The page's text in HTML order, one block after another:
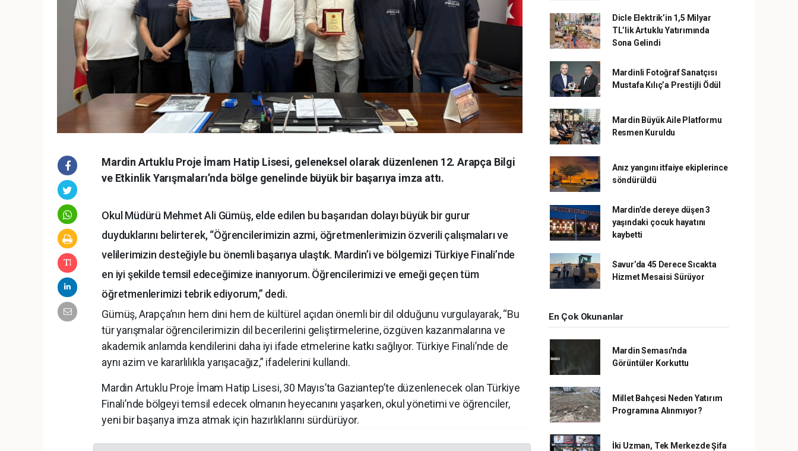
Mardin Artuklu Proje İmam Hatip Lisesi, geleneksel olarak düzenlenen 12. Arapça Bilgi
ve Etkinlik Yarışmaları’nda bölge genelinde büyük bir başarıya imza attı.
Okul Müdürü Mehmet Ali Gümüş, elde edilen bu başarıdan dolayı büyük bir gurur
duyduklarını belirterek, “Öğrencilerimizin azmi, öğretmenlerimizin özverili çalışmaları ve
velilerimizin desteğiyle bu önemli başarıya ulaştık. Mardin’i ve bölgemizi Türkiye Finali’nde
en iyi şekilde temsil edeceğimize inanıyorum. Öğrencilerimizi ve emeği geçen tüm
öğretmenlerimizi tebrik ediyorum,” dedi.
Gümüş, Arapça’nın hem dini hem de kültürel açıdan önemli bir dil olduğunu vurgulayarak, “Bu
tür yarışmalar öğrencilerimizin dil becerilerini geliştirmelerine, özgüven kazanmalarına ve
akademik anlamda kendilerini daha iyi ifade etmelerine katkı sağlıyor. Türkiye Finali’nde de
aynı azim ve kararlılıkla yarışacağız,” ifadelerini kullandı.
Mardin Artuklu Proje İmam Hatip Lisesi, 30 Mayıs’ta Gaziantep’te düzenlenecek olan Türkiye
Finali’nde bölgeyi temsil edecek olmanın heyecanını yaşarken, okul yönetimi ve öğrenciler,
yeni bir başarıya imza atmak için hazırlıklarını sürdürüyor.
Dicle Elektrik’in 1,5 Milyar
TL’lik Artuklu Yatırımında
Sona Gelindi
Mardinli Fotoğraf Sanatçısı
Mustafa Kılıç’a Prestijli Ödül
Mardin Büyük Aile Platformu
Resmen Kuruldu
Anız yangını itfaiye ekiplerince
söndürüldü
Mardin’de dereye düşen 3
yaşındaki çocuk hayatını
kaybetti
Savur’da 45 Derece Sıcakta
Hizmet Mesaisi Sürüyor
En Çok Okunanlar
Mardin Seması'nda
Görüntüler Korkuttu
Millet Bahçesi Neden Yatırım
Programına Alınmıyor?
İki Uzman, Tek Merkezde Şifa